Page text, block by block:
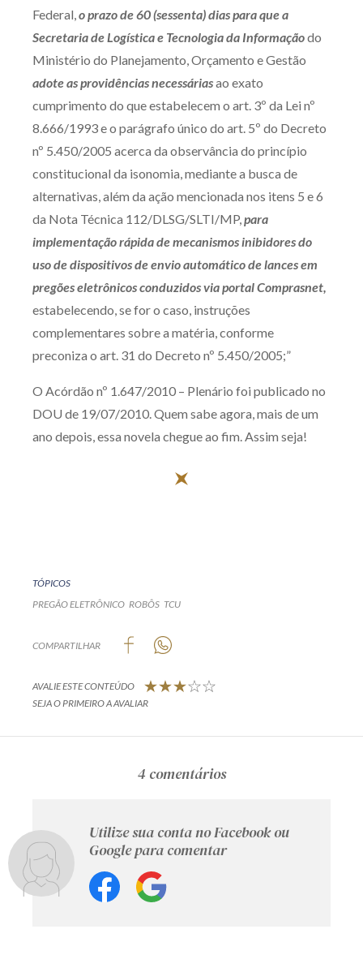
Federal,o prazo de 60 (sessenta) dias para que a
Secretaria de Logística e Tecnologia da Informaçãodo
Ministério do Planejamento, Orçamento e Gestão
adote as providências necessáriasao exato
cumprimento do que estabelecem o art. 3º da Lei nº
8.666/1993 e o parágrafo único do art. 5º do Decreto
nº 5.450/2005 acerca da observância do princípio
constitucional da isonomia, mediante a busca de
alternativas, além da ação mencionada nos itens 5 e 6
da Nota Técnica 112/DLSG/SLTI/MP,para
implementação rápida de mecanismos inibidores do
uso de dispositivos de envio automático de lances em
pregões eletrônicos conduzidos via portal Comprasnet,
estabelecendo, se for o caso, instruções
complementares sobre a matéria, conforme
preconiza o art. 31 do Decreto nº 5.450/2005;”
O Acórdão nº 1.647/2010 – Plenário foi publicado no
DOU de 19/07/2010. Quem sabe agora, mais de um
ano depois, essa novela chegue ao fim. Assim seja!
TÓPICOS
PREGÃO ELETRÔNICO ROBÔS TCU
COMPARTILHAR
AVALIE ESTE CONTEÚDO
SEJA O PRIMEIRO A AVALIAR
4 comentários
Utilize sua conta no Facebook ou
Google para comentar